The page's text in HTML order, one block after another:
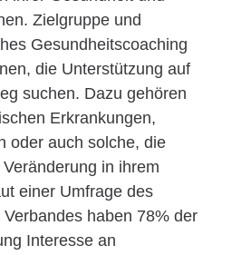
Zielgruppe und
Gesundheitscoaching
die Unterstützung auf
suchen. Dazu gehören
Erkrankungen,
oder auch solche, die
in ihrem
einer Umfrage des
haben 78% der
Interesse an